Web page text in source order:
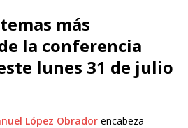
más
la conferencia
lunes 31 de julio
López Obrador encabeza